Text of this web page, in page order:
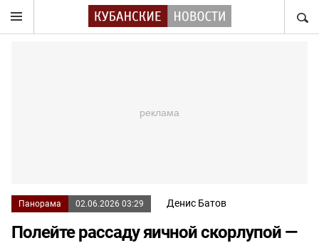
Панорама 02.06.2026 03:29 Денис Батов
Полейте рассаду яичной скорлупой —